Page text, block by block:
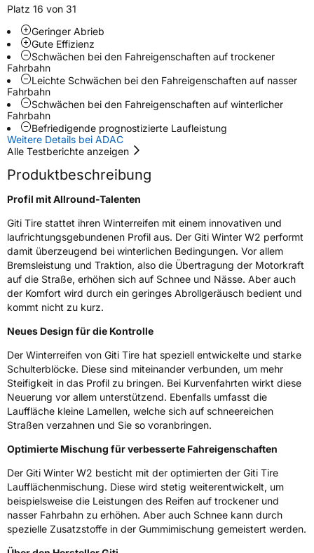
VerstärktXL
EU Label
EffizienzD
NasshaftungB
Rollgeräusch (Klasse)A
Rollgeräusch (dB)68
FahrzeugklasseC1
3PMSF / Schneeflockensymbol / Alpine-Symbol Ja
EPREL ID1239332
Allgemeine Produktsicherheit (GPSR)
Deutschland GmbH Hollerithallee 18a 30419
label.information@eu.giti.com
Platz 16 von 31
Geringer Abrieb
Gute Effizienz
Schwächen bei den Fahreigenschaften auf trockener
Fahrbahn
Leichte Schwächen bei den Fahreigenschaften auf nasser
Fahrbahn
Schwächen bei den Fahreigenschaften auf winterlicher
Fahrbahn
Befriedigende prognostizierte Laufleistung
Weitere Details bei ADAC
Alle Testberichte anzeigen
Produktbeschreibung
Profil mit Allround-Talenten
Giti Tire stattet ihren Winterreifen mit einem innovativen und
laufrichtungsgebundenen Profil aus. Der Giti Winter W2 performt
damit überzeugend bei winterlichen Bedingungen. Vor allem
Bremsleistung und Traktion, also die Übertragung der Motorkraft
auf die Straße, erhöhen sich auf Schnee und Nässe. Aber auch
der Komfort wird durch ein geringes Abrollgeräusch bedient und
kommt nicht zu kurz.
Neues Design für die Kontrolle
Der Winterreifen von Giti Tire hat speziell entwickelte und starke
Schulterblöcke. Diese sind miteinander verbunden, um mehr
Steifigkeit in das Profil zu bringen. Bei Kurvenfahrten wirkt diese
Neuerung vor allem unterstützend. Ebenfalls umfasst die
Lauffläche kleine Lamellen, welche sich auf schneereichen
Straßen verzahnen und Sie so voranbringen.
Optimierte Mischung für verbesserte Fahreigenschaften
Der Giti Winter W2 besticht mit der optimierten der Giti Tire
Laufflächenmischung. Diese wird stetig weiterentwickelt, um
beispielsweise die Leistungen des Reifen auf trockener und
nasser Fahrbahn zu erhöhen. Aber auch Schnee kann durch
spezielle Zusatzstoffe in der Gummimischung gemeistert werden.